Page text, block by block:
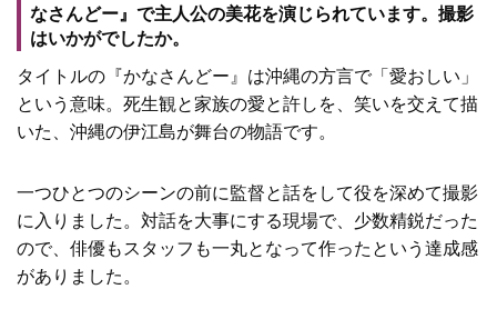
なさんどー』で主人公の美花を演じられています。撮影
はいかがでしたか。
タイトルの『かなさんどー』は沖縄の方言で「愛おしい」
という意味。死生観と家族の愛と許しを、笑いを交えて描
いた、沖縄の伊江島が舞台の物語です。
一つひとつのシーンの前に監督と話をして役を深めて撮影
に入りました。対話を大事にする現場で、少数精鋭だった
ので、俳優もスタッフも一丸となって作ったという達成感
がありました。